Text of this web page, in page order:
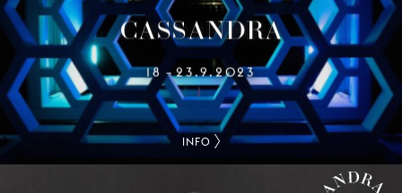
CASSANDRA
18 –23.9.2023
INFO